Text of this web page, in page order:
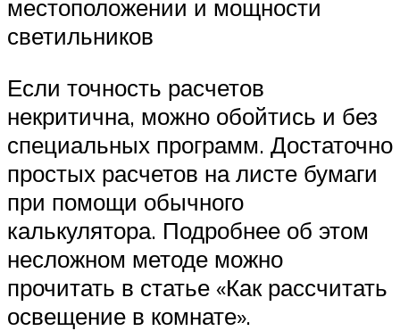
местоположении и мощности
светильников
Если точность расчетов
некритична, можно обойтись и без
специальных программ. Достаточно
простых расчетов на листе бумаги
при помощи обычного
калькулятора. Подробнее об этом
несложном методе можно
прочитать в статье «Как рассчитать
освещение в комнате».